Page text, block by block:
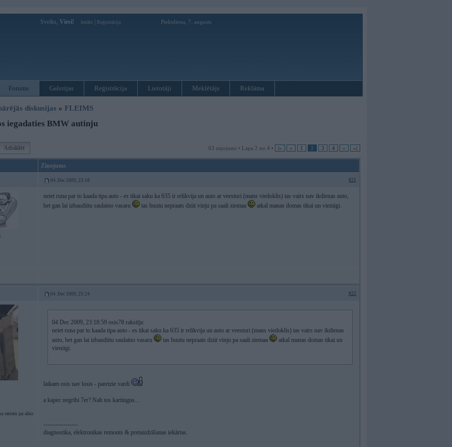
Sveiks, Viesi! Ienākt Reģistrācija Piektdiena, 7. augusts
Forums Galerijas Reģistrācija Lietotāji Meklētājs Reklāma
diskusijas » FLEIMS
iegadaties BMW autinju
Atbildēt 63 ziņojumi • Lapa 2 no 4 • |« « 1 2 3 4 » »|
Ziņojums
04. Dec 2009, 23:18 #21
neiet runa par to kaada tipa auto - es tikai saku ka 635 ir relikvija un auto ar veesturi (mans viedoklis) tas vairs nav ikdienas auto,
bet gan lai izbaudiitu saulaino vasaru
tas buutu nepraats dziit vinju pa saali ziemaa atkal manas domas tikai un vieniigi.
04. Dec 2009, 23:24 #22
ratiem pa alko
04 Dec 2009, 23:18:59 osis78 rakstīja:
neiet runa par to kaada tipa auto - es tikai saku ka 635 ir relikvija un auto ar veesturi (mans viedoklis) tas vairs nav ikdienas
auto, bet gan lai izbaudiitu saulaino vasaru
tas buutu nepraats dziit vinju pa saali ziemaa
atkal manas domas tikai un
vieniigi.
laikam osis nav losis - pareizie vardi
a kapec negribi 7er? Nah tos kartingus...
-----------------
diagnostika, elektronikas remonts & pretaizdzīšanas iekārtas.